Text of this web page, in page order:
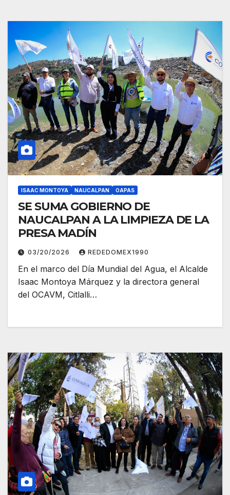
ISAAC MONTOYA NAUCALPAN OAPAS
SE SUMA GOBIERNO DE
NAUCALPAN A LA LIMPIEZA DE LA
PRESA MADÍN
03/20/2026 REDEDOMEX1990
En el marco del Día Mundial del Agua, el Alcalde
Isaac Montoya Márquez y la directora general
del OCAVM, Citlalli…